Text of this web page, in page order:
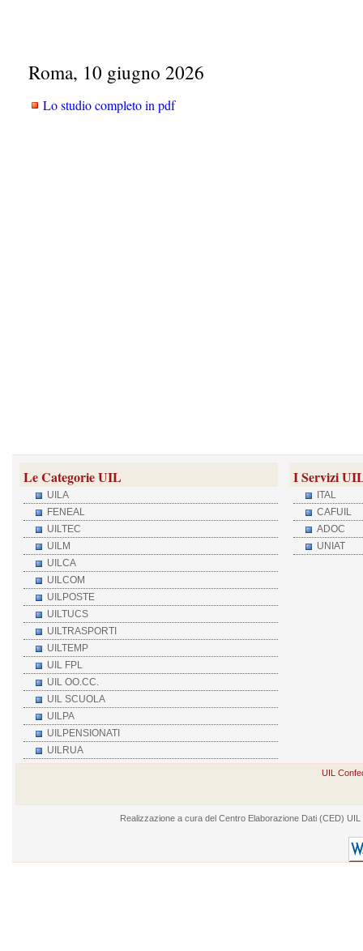
Roma, 10 giugno 2026
Lo studio completo in pdf
Le Categorie UIL
UILA
FENEAL
UILTEC
UILM
UILCA
UILCOM
UILPOSTE
UILTUCS
UILTRASPORTI
UILTEMP
UIL FPL
UIL OO.CC.
UIL SCUOLA
UILPA
UILPENSIONATI
UILRUA
I Servizi
ITAL
CAFUIL
ADOC
UNIAT
UIL
Realizzazione a cura del Centro Elaborazione Dati (CED)